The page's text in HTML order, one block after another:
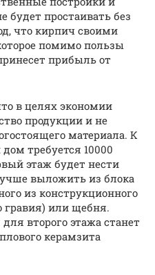
будет простаивать без
что кирпич своими
помимо пользы
прибыль от
в целях экономии
продукции и не
материала. К
требуется 10000
этаж будет нести
выложить из блока
из конструкционного
гравия) или щебня.
второго этажа станет
керамзита